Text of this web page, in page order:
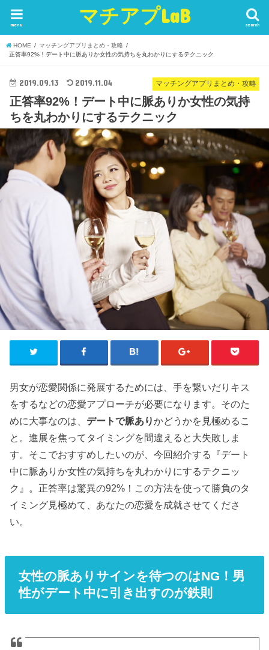
マチアプLaB search
menu
HOME
マッチングアプリまとめ・攻略
正答率92%！デート中に脈ありか女性の気持ちを丸わかりにするテクニック
マッチングアプリまとめ・攻略
2019.09.13 2019.11.04
正答率92%！デート中に脈ありか女性の気持
ちを丸わかりにするテクニック
男女が恋愛関係に発展するためには、手を繋いだりキス
をするなどの恋愛アプローチが必要になります。そのた
めに大事なのは、 デートで脈ありかどうかを見極めるこ
と。進展を焦ってタイミングを間違えると大失敗しま
す。そこでおすすめしたいのが、今回紹介する『デート
中に脈ありか女性の気持ちを丸わかりにするテクニッ
ク』。正答率は驚異の92%！この方法を使って勝負のタ
イミング見極めて、あなたの恋愛を成就させてくださ
い。
女性の脈ありサインを待つのはNG！男
性がデート中に引き出すのが鉄則